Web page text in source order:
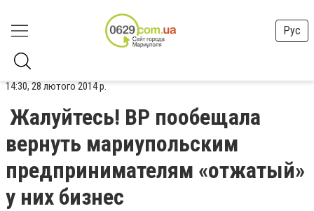
Рус
14:30, 28 лютого 2014 р.
Жалуйтесь! ВР пообещала
вернуть мариупольским
предпринимателям «отжатый»
у них бизнес